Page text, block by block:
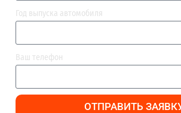
Год выпуска автомобиля
Ваш телефон
ОТПРАВИТЬ